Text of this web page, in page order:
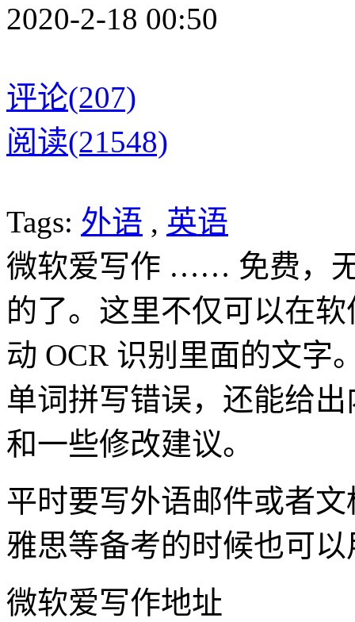
2020-2-18 00:50
评论(207)
阅读(21548)
Tags: 外语 , 英语
微软爱写作 …… 免费，
的了。这里不仅可以在
动 OCR 识别里面的文字
单词拼写错误，还能给
和一些修改建议。
平时要写外语邮件或者
雅思等备考的时候也可
微软爱写作地址